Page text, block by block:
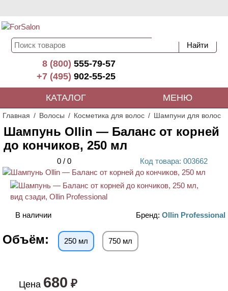
8 (800)555-79-57
+7 (495)902-55-25
КАТАЛОГ МЕНЮ
Главная Волосы Косметика для волос Шампуни для волос
Шампунь Ollin — Баланс от корней
до кончиков, 250 мл
0 / 0 Код товара: 003662
В наличии Бренд: Ollin Professional
Объём: 250 мл 750 мл
Цена 680 ₽